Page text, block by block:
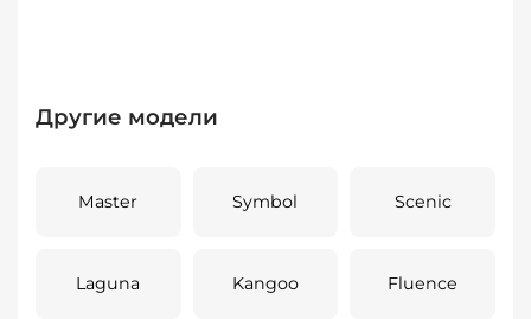
Другие модели
Master Symbol Scenic
Laguna Kangoo Fluence